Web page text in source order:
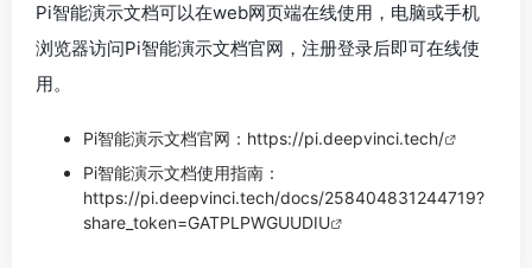
Pi智能演示文档可以在web网页端在线使用，电脑或手机
浏览器访问Pi智能演示文档官网，注册登录后即可在线使
用。
Pi智能演示文档官网： https://pi.deepvinci.tech/
Pi智能演示文档使用指南：
https://pi.deepvinci.tech/docs/258404831244719?
share_token=GATPLPWGUUDIU